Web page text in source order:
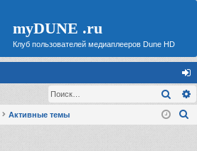
myDUNE .ru
Клуб пользователей медиаплееров Dune HD
хо
д
Активные темы